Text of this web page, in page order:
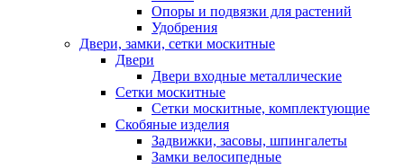
Опоры и подвязки для растений
Удобрения
Двери, замки, сетки москитные
Двери
Двери входные металлические
Сетки москитные
Сетки москитные, комплектующие
Скобяные изделия
Задвижки, засовы, шпингалеты
Замки велосипедные